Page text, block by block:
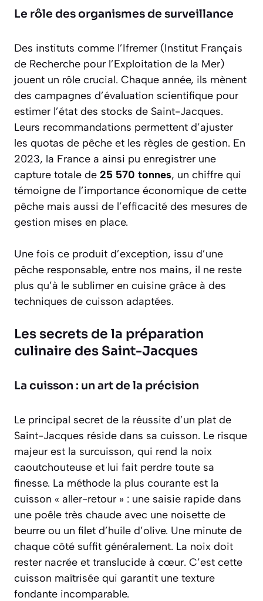
Le rôle des organismes de surveillance
Des instituts comme l’Ifremer (Institut Français
de Recherche pour l’Exploitation de la Mer)
jouent un rôle crucial. Chaque année, ils mènent
des campagnes d’évaluation scientifique pour
estimer l’état des stocks de Saint-Jacques.
Leurs recommandations permettent d’ajuster
les quotas de pêche et les règles de gestion. En
2023, la France a ainsi pu enregistrer une
capture totale de 25 570 tonnes, un chiffre qui
témoigne de l’importance économique de cette
pêche mais aussi de l’efficacité des mesures de
gestion mises en place.
Une fois ce produit d’exception, issu d’une
pêche responsable, entre nos mains, il ne reste
plus qu’à le sublimer en cuisine grâce à des
techniques de cuisson adaptées.
Les secrets de la préparation
culinaire des Saint-Jacques
La cuisson : un art de la précision
Le principal secret de la réussite d’un plat de
Saint-Jacques réside dans sa cuisson. Le risque
majeur est la surcuisson, qui rend la noix
caoutchouteuse et lui fait perdre toute sa
finesse. La méthode la plus courante est la
cuisson « aller-retour » : une saisie rapide dans
une poêle très chaude avec une noisette de
beurre ou un filet d’huile d’olive. Une minute de
chaque côté suffit généralement. La noix doit
rester nacrée et translucide à cœur. C’est cette
cuisson maîtrisée qui garantit une texture
fondante incomparable.